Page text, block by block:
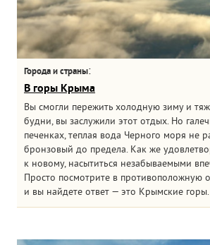
Города и страны:
В горы Крыма
Вы смогли пережить холодную зиму и
будни, вы заслужили этот отдых. Но
печенках, теплая вода Черного моря не
бронзовый до предела. Как же
к новому, насытиться незабываемыми
Просто посмотрите в противоположную
и вы найдете ответ — это Крымские горы.